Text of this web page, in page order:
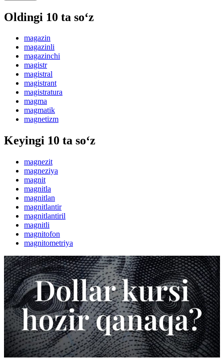
Oldingi 10 ta so‘z
magazin
magazinli
magazinchi
magistr
magistral
magistrant
magistratura
magma
magmatik
magnetizm
Keyingi 10 ta so‘z
magnezit
magneziya
magnit
magnitla
magnitlan
magnitlantir
magnitlantiril
magnitli
magnitofon
magnitometriya